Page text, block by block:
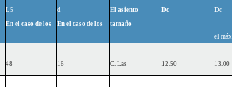
L5
En el caso de los
d
En el caso de los
El asiento
tamaño
Dc Dc
el
48 16 C. Las 12.50 13.00